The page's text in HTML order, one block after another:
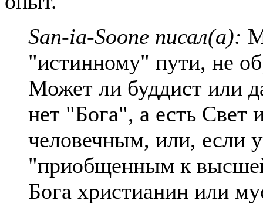
San-ia-Soone писал(а):
"истинному" пути, не
Может ли буддист или
нет "Бога", а есть Свет
человечным, или, если
"приобщенным к
Бога христианин или